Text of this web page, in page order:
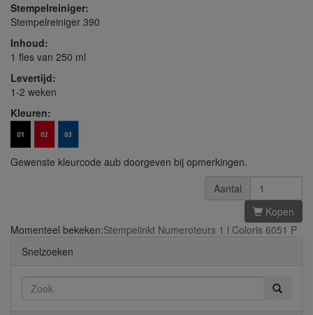
Stempelreiniger:
Stempelreiniger 390
Inhoud:
1 fles van 250 ml
Levertijd:
1-2 weken
Kleuren:
Gewenste kleurcode aub doorgeven bij opmerkingen.
Aantal
Kopen
Momenteel bekeken:Stempelinkt Numeroteurs 1 l Coloris 6051 P
Snelzoeken